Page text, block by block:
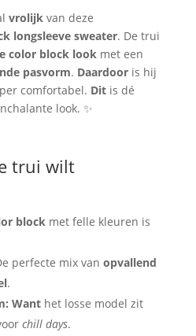
vrolijkvan deze
longsleeve sweater. De trui
color block lookmet een
pasvorm. Daardooris hij
comfortabel. Ditis dé
look. ✨
trui wilt
blockmet felle kleuren is
perfecte mix van opvallend
.
Wanthet losse model zit
chill days.